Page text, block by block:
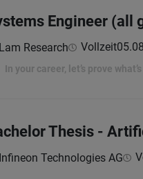
Engineer (all
Lam Research Vollzeit
In your career, let’s prove
Thesis -
Infineon Technologies AG